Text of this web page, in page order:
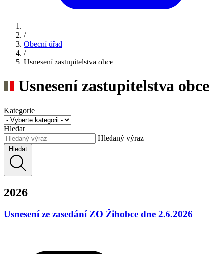
/
Obecní úřad
/
Usnesení zastupitelstva obce
Usnesení zastupitelstva obce
Kategorie
Hledat
Hledaný výraz
Hledat
2026
Usnesení ze zasedání ZO Žihobce dne 2.6.2026